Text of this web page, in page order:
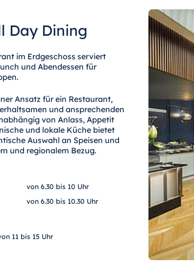
Day Dining
im Erdgeschoss serviert
und Abendessen für
Ansatz für ein Restaurant,
und ansprechenden
von Anlass, Appetit
und lokale Küche bietet
Auswahl an Speisen und
und regionalem Bezug.
von 6.30 bis 10 Uhr
von 6.30 bis 10.30 Uhr
11 bis 15 Uhr